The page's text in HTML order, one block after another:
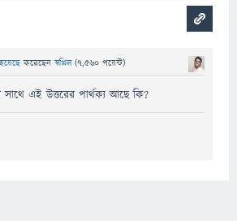
করেছেনস্বপ্নিল (7,560 পয়েন্ট)
এই উত্তরের পার্থক্য আছে কি?